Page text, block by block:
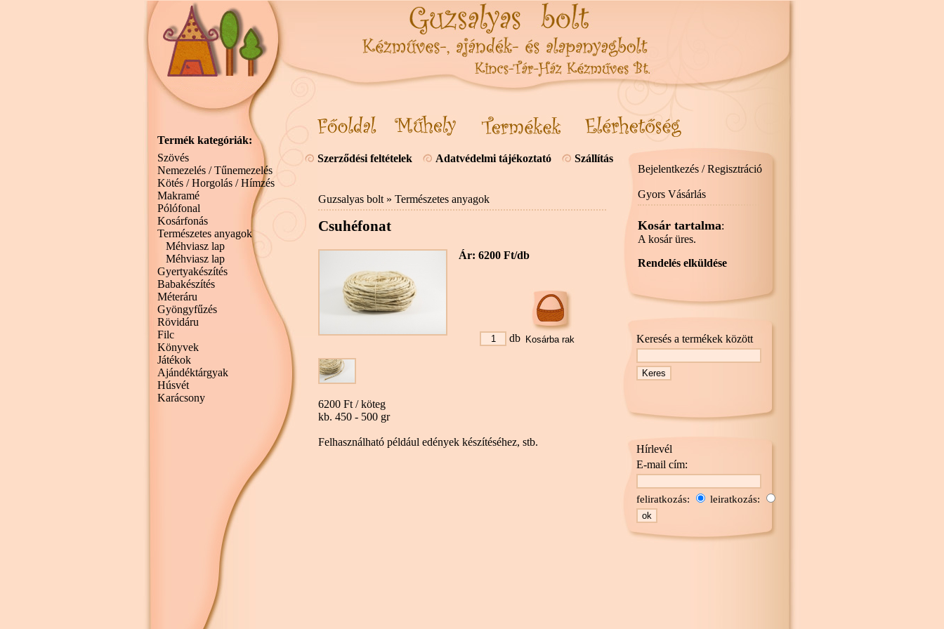
Szerződési feltételek Adatvédelmi tájékoztató Szállítás
Guzsalyas bolt » Természetes anyagok
Csuhéfonat
Ár: 6200 Ft/db
db
6200 Ft / köteg
kb. 450 - 500 gr
Felhasználható például edények készítéséhez, stb.
Bejelentkezés / Regisztráció
Gyors Vásárlás
Kosár tartalma:
A kosár üres.
Rendelés elküldése
Keresés a termékek között
Hírlevél
E-mail cím:
feliratkozás: leiratkozás:
Termék kategóriák:
Szövés
Nemezelés / Tűnemezelés
Kötés / Horgolás / Hímzés
Makramé
Pólófonal
Kosárfonás
Természetes anyagok
Méhviasz lap
Méhviasz lap
Gyertyakészítés
Babakészítés
Méteráru
Gyöngyfűzés
Rövidáru
Filc
Könyvek
Játékok
Ajándéktárgyak
Húsvét
Karácsony